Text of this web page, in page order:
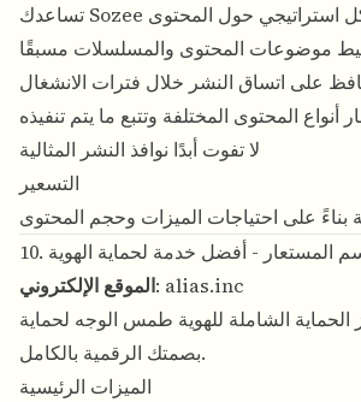
موضوعات المحتوى والمسلسلات مسبقًا
على اتساق النشر خلال فترات الانشغال
أنواع المحتوى المختلفة وتتبع ما يتم تنفيذه
لا تفوت أبدًا نوافذ النشر المثالية
التسعير
المستعار - أفضل خدمة لحماية الهوية
الموقع الإلكتروني: alias.inc
الحماية الشاملة للهوية طمس الوجه لحماية
بصمتك الرقمية بالكامل.
الميزات الرئيسية